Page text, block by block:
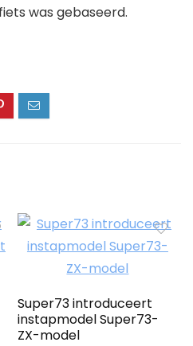
was gebaseerd.
Super73 introduceert
instapmodel Super73-
ZX-model